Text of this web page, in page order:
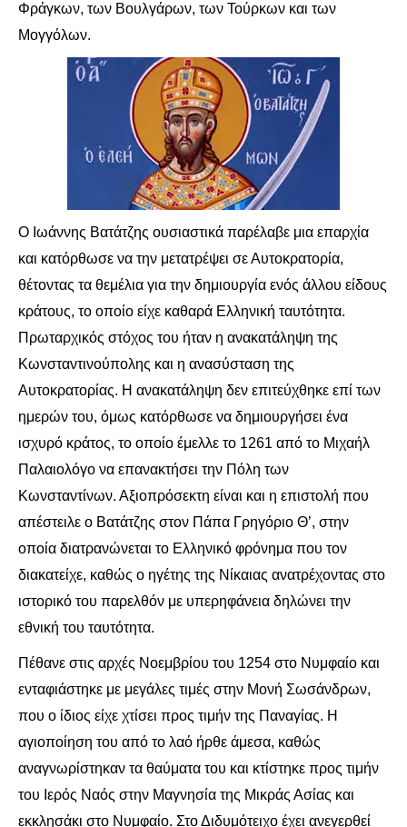
Φράγκων, των Βουλγάρων, των Τούρκων και των
Μογγόλων.
Ο Ιωάννης Βατάτζης ουσιαστικά παρέλαβε μια επαρχία
και κατόρθωσε να την μετατρέψει σε Αυτοκρατορία,
θέτοντας τα θεμέλια για την δημιουργία ενός άλλου είδους
κράτους, το οποίο είχε καθαρά Ελληνική ταυτότητα.
Πρωταρχικός στόχος του ήταν η ανακατάληψη της
Κωνσταντινούπολης και η ανασύσταση της
Αυτοκρατορίας. Η ανακατάληψη δεν επιτεύχθηκε επί των
ημερών του, όμως κατόρθωσε να δημιουργήσει ένα
ισχυρό κράτος, το οποίο έμελλε το 1261 από το Μιχαήλ
Παλαιολόγο να επανακτήσει την Πόλη των
Κωνσταντίνων. Αξιοπρόσεκτη είναι και η επιστολή που
απέστειλε ο Βατάτζης στον Πάπα Γρηγόριο Θ’, στην
οποία διατρανώνεται το Ελληνικό φρόνημα που τον
διακατείχε, καθώς ο ηγέτης της Νίκαιας ανατρέχοντας στο
ιστορικό του παρελθόν με υπερηφάνεια δηλώνει την
εθνική του ταυτότητα.
Πέθανε στις αρχές Νοεμβρίου του 1254 στο Νυμφαίο και
ενταφιάστηκε με μεγάλες τιμές στην Μονή Σωσάνδρων,
που ο ίδιος είχε χτίσει προς τιμήν της Παναγίας. Η
αγιοποίηση του από το λαό ήρθε άμεσα, καθώς
αναγνωρίστηκαν τα θαύματα του και κτίστηκε προς τιμήν
του Ιερός Ναός στην Μαγνησία της Μικράς Ασίας και
εκκλησάκι στο Νυμφαίο. Στο Διδυμότειχο έχει ανεγερθεί